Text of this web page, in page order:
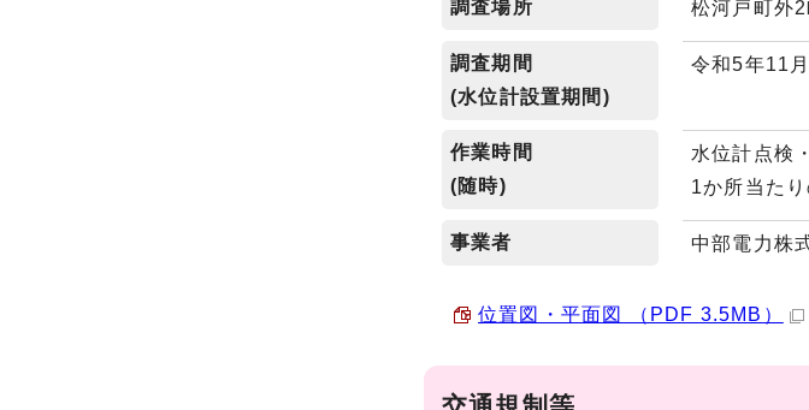
調査場所 松河戸町外2
調査期間
(水位計設置期間)
令和5年11
作業時間
(随時)
水位計点検
1か所当た
事業者 中部電力株
位置図・平面図 （PDF 3.5MB）